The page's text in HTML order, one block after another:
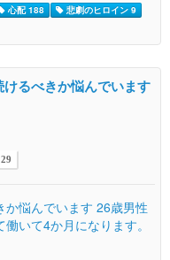
心配 188
悲劇のヒロイン 9
るべきか悩んでいます
悩んでいます 26歳男性
いて4か月になります。